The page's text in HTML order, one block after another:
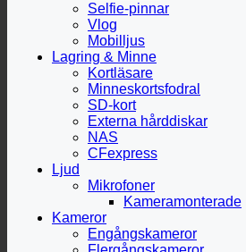
Selfie-pinnar
Vlog
Mobilljus
Lagring & Minne
Kortläsare
Minneskortsfodral
SD-kort
Externa hårddiskar
NAS
CFexpress
Ljud
Mikrofoner
Kameramonterade
Kameror
Engångskameror